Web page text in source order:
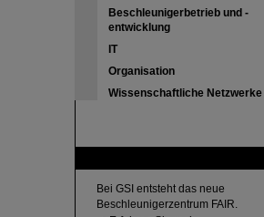
Beschleunigerbetrieb und -
entwicklung
IT
Organisation
Wissenschaftliche Netzwerke
Bei GSI entsteht das neue
Beschleunigerzentrum FAIR.